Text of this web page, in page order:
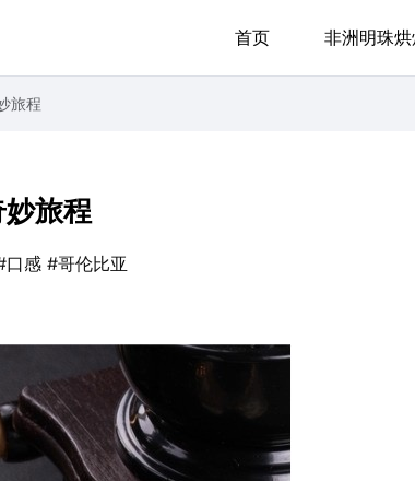
首页 非洲明珠
旅程
旅程
口感 #哥伦比亚